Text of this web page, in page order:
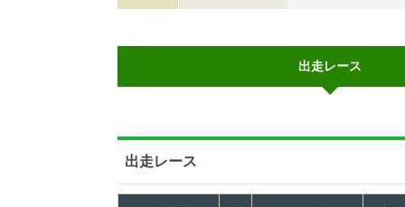
出走レース
出走レース